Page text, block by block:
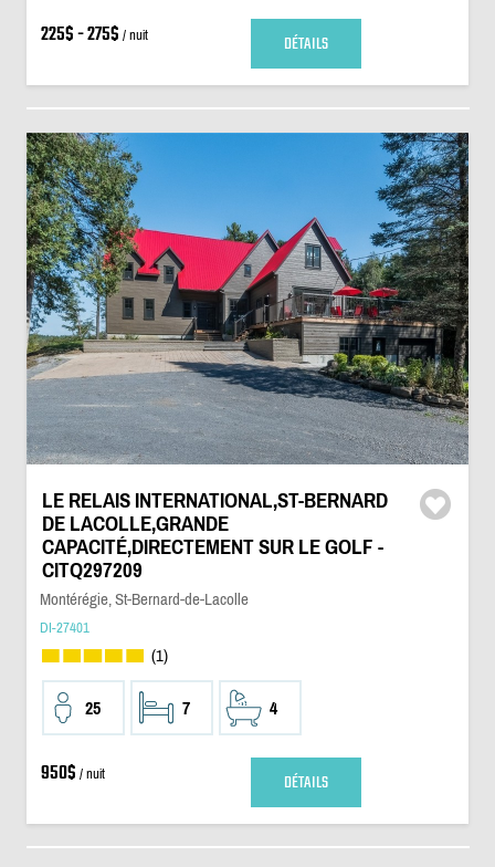
225$ - 275$ / nuit DÉTAILS
LE RELAIS INTERNATIONAL,ST-BERNARD
DE LACOLLE,GRANDE
CAPACITÉ,DIRECTEMENT SUR LE GOLF -
CITQ297209
Montérégie, St-Bernard-de-Lacolle
DI-27401
(1)
25 7 4
950$ / nuit DÉTAILS